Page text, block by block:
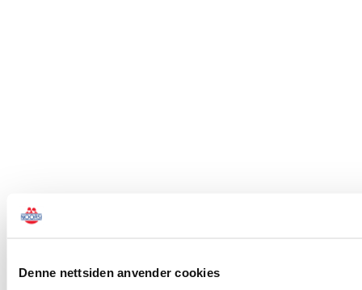
Denne nettsiden anvender cookies